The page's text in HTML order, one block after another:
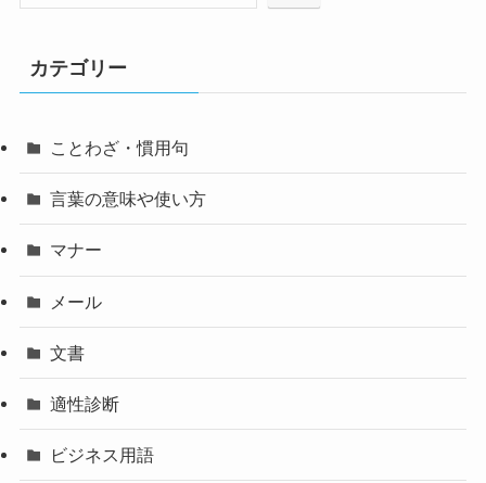
カテゴリー
ことわざ・慣用句
言葉の意味や使い方
マナー
メール
文書
適性診断
ビジネス用語